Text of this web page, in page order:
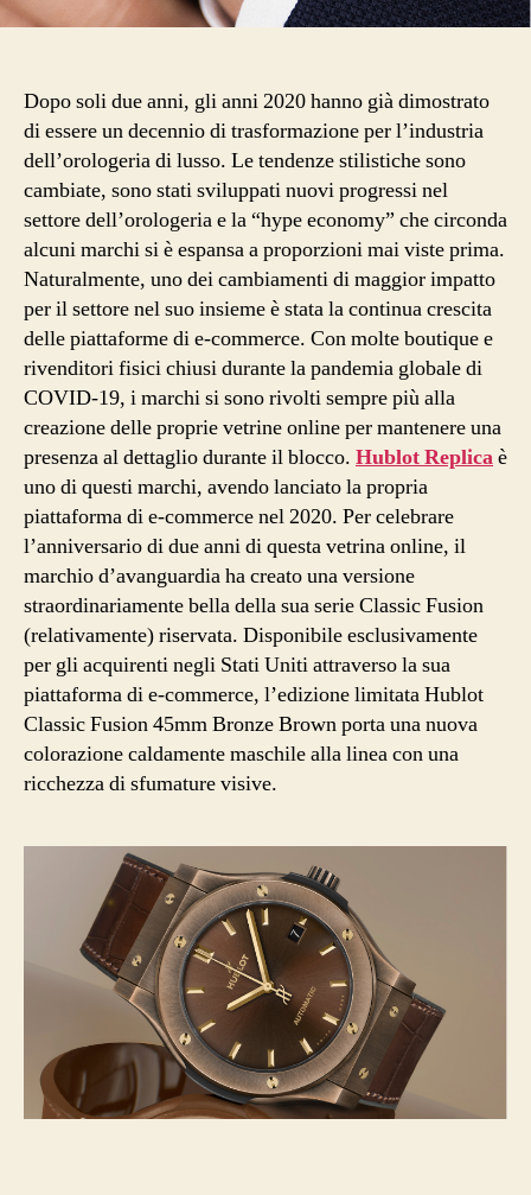
Dopo soli due anni, gli anni 2020 hanno già dimostrato
di essere un decennio di trasformazione per l’industria
dell’orologeria di lusso. Le tendenze stilistiche sono
cambiate, sono stati sviluppati nuovi progressi nel
settore dell’orologeria e la “hype economy” che circonda
alcuni marchi si è espansa a proporzioni mai viste prima.
Naturalmente, uno dei cambiamenti di maggior impatto
per il settore nel suo insieme è stata la continua crescita
delle piattaforme di e-commerce. Con molte boutique e
rivenditori fisici chiusi durante la pandemia globale di
COVID-19, i marchi si sono rivolti sempre più alla
creazione delle proprie vetrine online per mantenere una
presenza al dettaglio durante il blocco. Hublot Replicaè
uno di questi marchi, avendo lanciato la propria
piattaforma di e-commerce nel 2020. Per celebrare
l’anniversario di due anni di questa vetrina online, il
marchio d’avanguardia ha creato una versione
straordinariamente bella della sua serie Classic Fusion
(relativamente) riservata. Disponibile esclusivamente
per gli acquirenti negli Stati Uniti attraverso la sua
piattaforma di e-commerce, l’edizione limitata Hublot
Classic Fusion 45mm Bronze Brown porta una nuova
colorazione caldamente maschile alla linea con una
ricchezza di sfumature visive.